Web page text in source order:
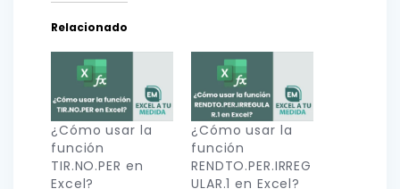
Relacionado
¿Cómo usar la
función
TIR.NO.PER en
Excel?
¿Cómo usar la
función
RENDTO.PER.IRREG
ULAR.1 en Excel?